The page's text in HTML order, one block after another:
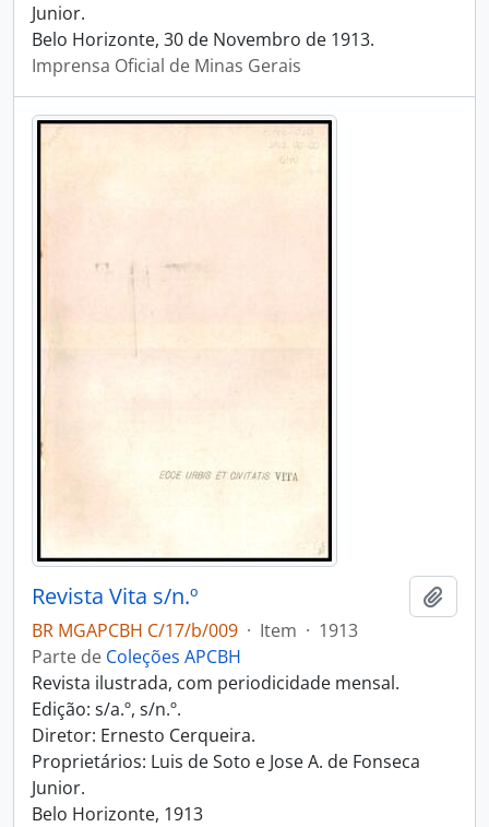
Junior.
Belo Horizonte, 30 de Novembro de 1913.
Imprensa Oficial de Minas Gerais
Revista Vita s/n.º
BR MGAPCBH C/17/b/009 · Item · 1913
Parte de Coleções APCBH
Revista ilustrada, com periodicidade mensal.
Edição: s/a.º, s/n.º.
Diretor: Ernesto Cerqueira.
Proprietários: Luis de Soto e Jose A. de Fonseca
Junior.
Belo Horizonte, 1913